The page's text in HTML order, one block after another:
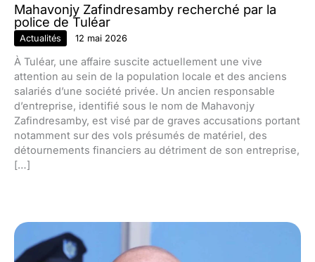
Mahavonjy Zafindresamby recherché par la
police de Tuléar
Actualités 12 mai 2026
À Tuléar, une affaire suscite actuellement une vive
attention au sein de la population locale et des anciens
salariés d’une société privée. Un ancien responsable
d’entreprise, identifié sous le nom de Mahavonjy
Zafindresamby, est visé par de graves accusations portant
notamment sur des vols présumés de matériel, des
détournements financiers au détriment de son entreprise,
[…]